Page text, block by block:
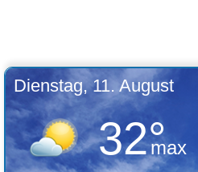
Dienstag, 11. August
32°
max